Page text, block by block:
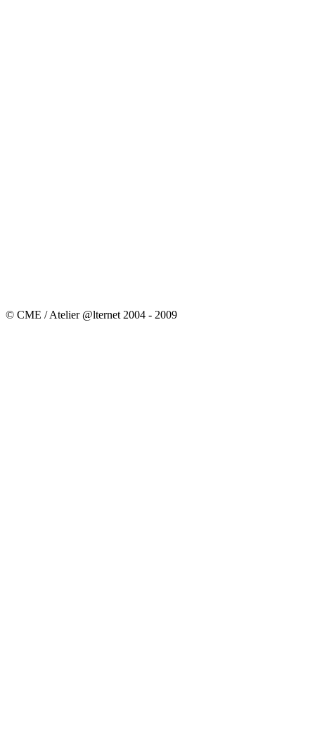
© CME / Atelier @lternet 2004 - 2009